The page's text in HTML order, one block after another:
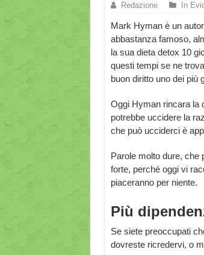
Redazione In
Mark Hyman è un
abbastanza famoso,
la sua dieta detox 10
questi tempi se ne
buon diritto uno dei più
Oggi Hyman rincara la
potrebbe uccidere la
che può ucciderci è
Parole molto dure, che
forte, perché oggi vi
piaceranno per niente.
Più
Se siete preoccupati
dovreste ricredervi, o